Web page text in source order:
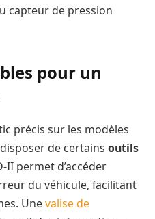
capteur de pression
pour un
précis sur les modèles
de certains outils
II permet d’accéder
du véhicule, facilitant
Unevalise de